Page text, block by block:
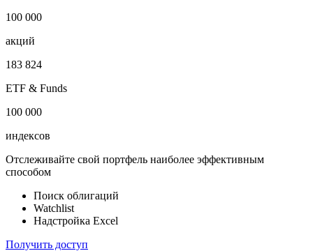
100 000
акций
183 824
ETF & Funds
100 000
индексов
Отслеживайте свой портфель наиболее эффективным
способом
Поиск облигаций
Watchlist
Надстройка Excel
Получить доступ